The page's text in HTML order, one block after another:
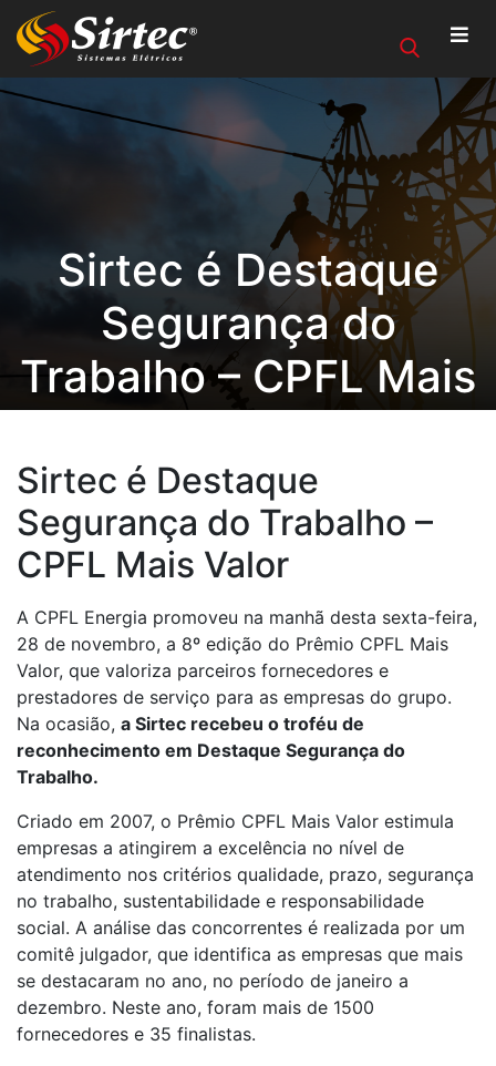
Sirtec é Destaque
Segurança do
Trabalho – CPFL Mais
Sirtec é Destaque
Segurança do Trabalho –
CPFL Mais Valor
A CPFL Energia promoveu na manhã desta sexta-feira,
28 de novembro, a 8º edição do Prêmio CPFL Mais
Valor, que valoriza parceiros fornecedores e
prestadores de serviço para as empresas do grupo.
Na ocasião, a Sirtec recebeu o troféu de
reconhecimento em Destaque Segurança do
Trabalho.
Criado em 2007, o Prêmio CPFL Mais Valor estimula
empresas a atingirem a excelência no nível de
atendimento nos critérios qualidade, prazo, segurança
no trabalho, sustentabilidade e responsabilidade
social. A análise das concorrentes é realizada por um
comitê julgador, que identifica as empresas que mais
se destacaram no ano, no período de janeiro a
dezembro. Neste ano, foram mais de 1500
fornecedores e 35 finalistas.